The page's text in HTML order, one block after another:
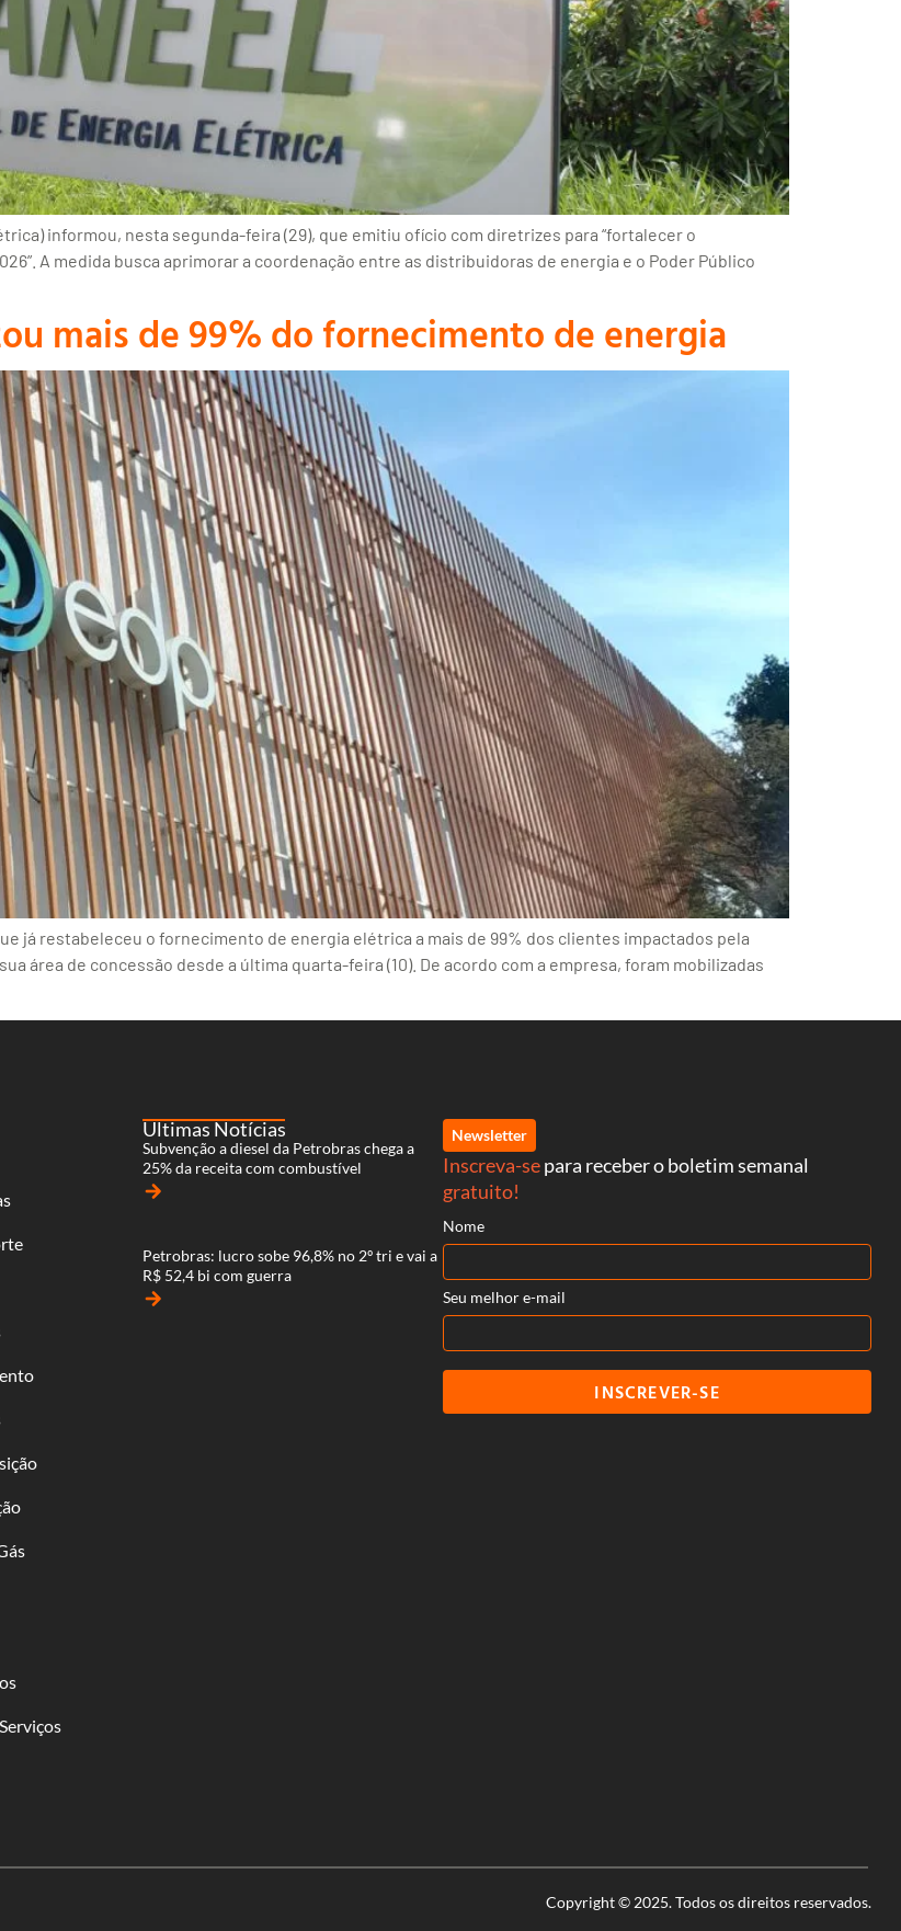
informou, nesta segunda-feira (29), que emitiu ofício com diretrizes para “fortalecer o
A medida busca aprimorar a coordenação entre as distribuidoras de energia e o Poder Público
mais de 99% do fornecimento de energia
já restabeleceu o fornecimento de energia elétrica a mais de 99% dos clientes impactados pela
área de concessão desde a última quarta-feira (10). De acordo com a empresa, foram mobilizadas
Últimas Notícias
Subvenção a diesel da Petrobras chega a
25% da receita com combustível
arrow_forward
Petrobras: lucro sobe 96,8% no 2º tri e vai a
R$ 52,4 bi com guerra
arrow_forward
Newsletter
Inscreva-separa receber o boletim semanal
gratuito!
Nome
Seu melhor e-mail
INSCREVER-SE
Copyright © 2025. Todos os direitos reservados.